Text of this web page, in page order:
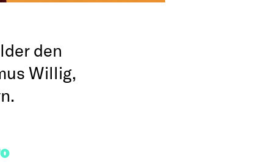
den
Willig,